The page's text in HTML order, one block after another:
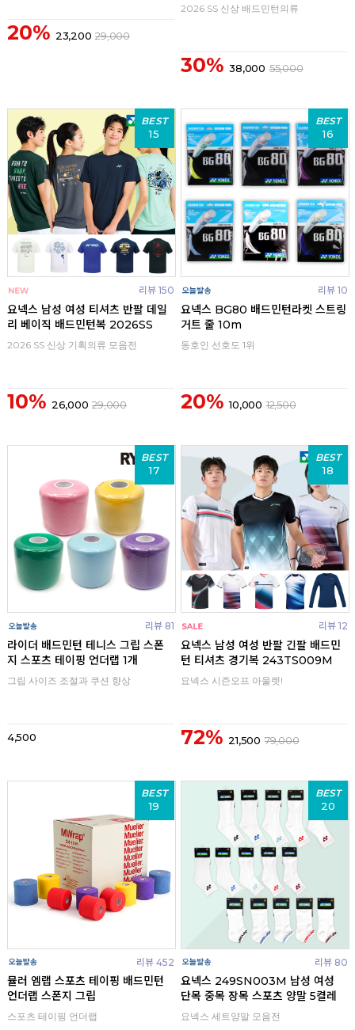
20% 23,200 29,000
2026 SS 신상 배드민턴의류
30% 38,000 55,000
BEST
15
리뷰 150
요넥스 남성 여성 티셔츠 반팔 데일
리 베이직 배드민턴복 2026SS
2026 SS 신상 기획의류 모음전
10% 26,000 29,000
BEST
16
리뷰 10
요넥스 BG80 배드민턴라켓 스트링
거트 줄 10m
동호인 선호도 1위
20% 10,000 12,500
BEST
17
리뷰 81
라이더 배드민턴 테니스 그립 스폰
지 스포츠 테이핑 언더랩 1개
그립 사이즈 조절과 쿠션 향상
4,500
BEST
18
리뷰 12
요넥스 남성 여성 반팔 긴팔 배드민
턴 티셔츠 경기복 243TS009M
요넥스 시즌오프 아울렛!
72% 21,500 79,000
BEST
19
리뷰 452
뮬러 엠랩 스포츠 테이핑 배드민턴
언더랩 스폰지 그립
스포츠 테이핑 언더랩
BEST
20
리뷰 80
요넥스 249SN003M 남성 여성
단목 중목 장목 스포츠 양말 5켤레
요넥스 세트양말 모음전